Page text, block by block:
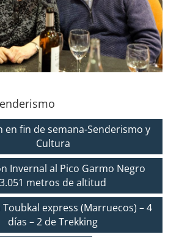
en fin de semana-Senderismo y
Cultura
Invernal al Pico Garmo Negro
3.051 metros de altitud
Toubkal express (Marruecos) – 4
días – 2 de Trekking